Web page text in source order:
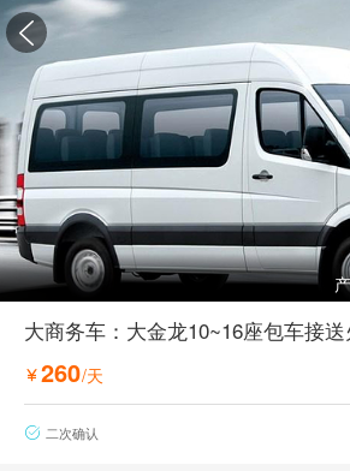

大商务车：大金龙10~16座包车接
 260/天
 二次确认